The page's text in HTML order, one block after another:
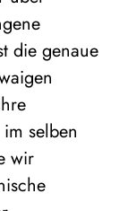
die genaue
selben
wir